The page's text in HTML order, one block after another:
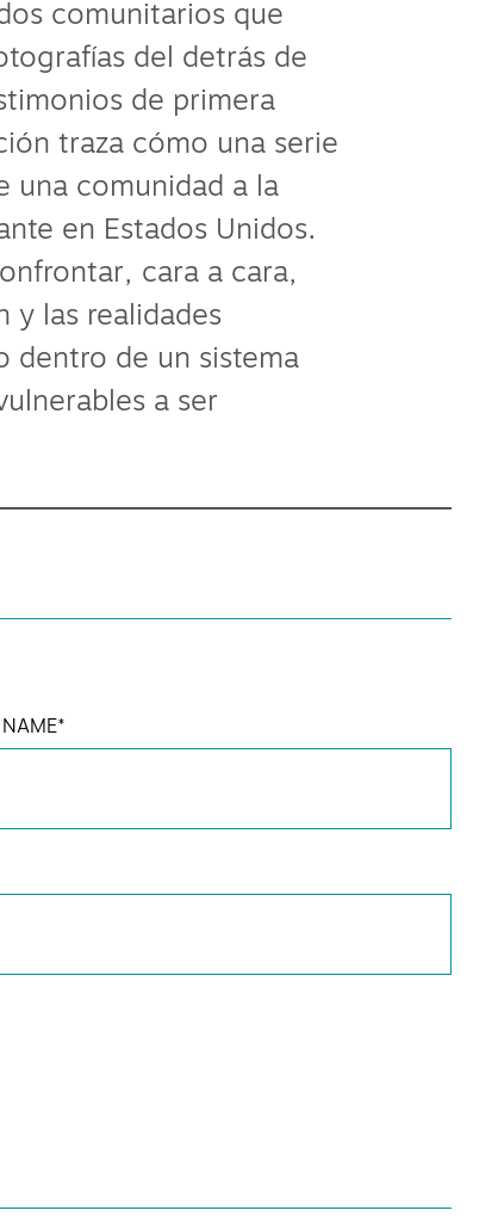
comunitarios que
del detrás de
de primera
traza cómo una serie
una comunidad a la
en Estados Unidos.
cara a cara,
y las realidades
dentro de un sistema
a ser
*